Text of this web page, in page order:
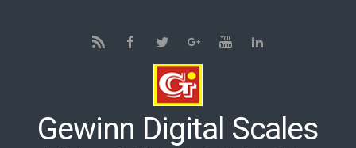
Gewinn Digital Scales